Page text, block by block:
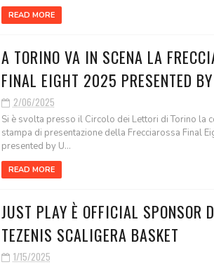
READ MORE
A TORINO VA IN SCENA LA
FINAL EIGHT 2025 PRESENTED
2/06/2025
Si è svolta presso il Circolo dei Lettori di Torino la
stampa di presentazione della Frecciarossa Final
presented by U...
READ MORE
JUST PLAY È OFFICIAL SPONSOR
TEZENIS SCALIGERA BASKET
1/15/2025